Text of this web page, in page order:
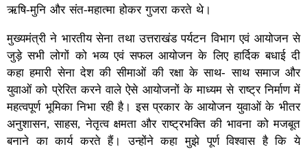
ऋषि-मुनि और संत-महात्मा होकर गुजरा करते थे।
मुख्यमंत्री ने भारतीय सेना तथा उत्तराखंड पर्यटन विभाग एवं आयोजन से
जुड़े सभी लोगों को भव्य एवं सफल आयोजन के लिए हार्दिक बधाई दी
कहा हमारी सेना देश की सीमाओं की रक्षा के साथ- साथ समाज और
युवाओं को प्रेरित करने वाले ऐसे आयोजनों के माध्यम से राष्ट्र निर्माण में
महत्वपूर्ण भूमिका निभा रही है। इस प्रकार के आयोजन युवाओं के भीतर
अनुशासन, साहस, नेतृत्व क्षमता और राष्ट्रभक्ति की भावना को मजबूत
बनाने का कार्य करते हैं। उन्होंने कहा मुझे पूर्ण विश्वास है कि ये